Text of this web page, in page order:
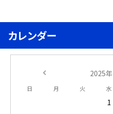
カレンダー
2025年
日 月 火 水
1